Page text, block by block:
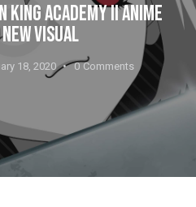
KING ACADEMY II ANIME
VISUAL
18, 2020 0 Comments